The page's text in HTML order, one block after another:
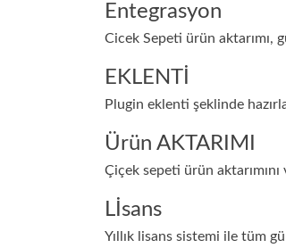
Entegrasyon
Cicek Sepeti ürün aktarımı,
EKLENTİ
Plugin eklenti şeklinde
Ürün AKTARIMI
Çiçek sepeti ürün
Lİsans
Yıllık lisans sistemi ile tüm